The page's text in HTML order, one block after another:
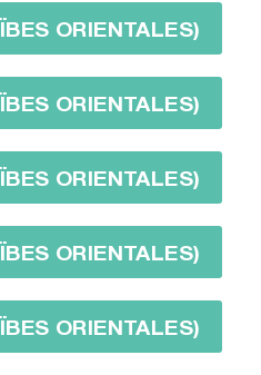
ORIENTALES)
ORIENTALES)
ORIENTALES)
ORIENTALES)
ORIENTALES)